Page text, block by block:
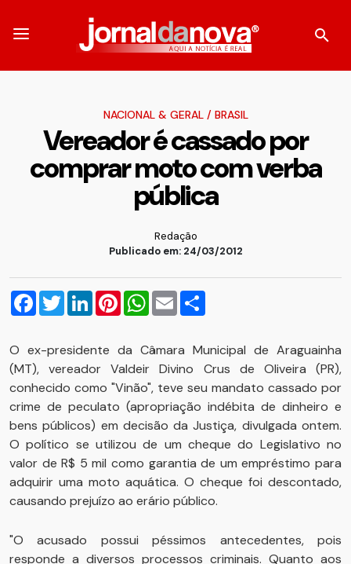
NACIONAL & GERAL/ BRASIL
Vereador é cassado por
comprar moto com verba
pública
Redação
Publicado em: 24/03/2012
Facebook
TwitterLinkedInPinterestWhatsApp
Email
O ex-presidente da Câmara Municipal de Araguainha
(MT), vereador Valdeir Divino Crus de Oliveira (PR),
conhecido como "Vinão", teve seu mandato cassado por
crime de peculato (apropriação indébita de dinheiro e
bens públicos) em decisão da Justiça, divulgada ontem.
O político se utilizou de um cheque do Legislativo no
valor de R$ 5 mil como garantia de um empréstimo para
adquirir uma moto aquática. O cheque foi descontado,
causando prejuízo ao erário público.
"O acusado possui péssimos antecedentes, pois
responde a diversos processos criminais. Quanto aos